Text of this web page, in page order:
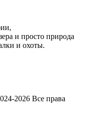
и просто природа
и охоты.
2026 Все права